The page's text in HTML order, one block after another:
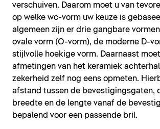
verschuiven. Daarom moet u van
op welke wc-vorm uw keuze is
algemeen zijn er drie gangbare
ovale vorm (O-vorm), de moderne D-
stijlvolle hoekige vorm. Daarnaast
afmetingen van het keramiek
zekerheid zelf nog eens opmeten.
afstand tussen de bevestigingsgaten,
breedte en de lengte vanaf de
bepalend voor een passende bril.